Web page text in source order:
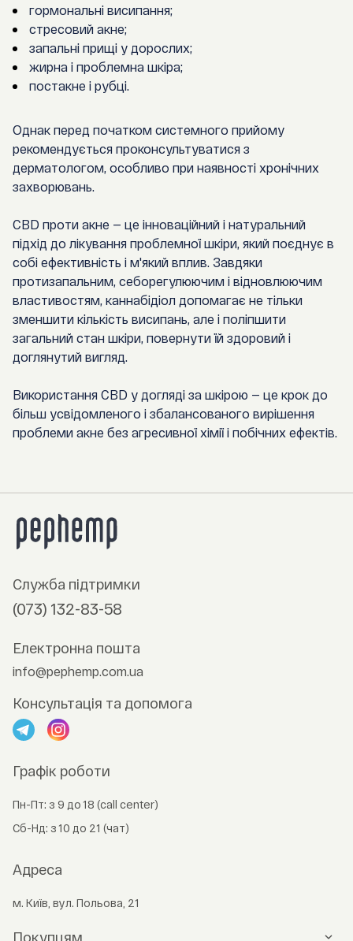
гормональні висипання;
стресовий акне;
запальні прищі у дорослих;
жирна і проблемна шкіра;
постакне і рубці.
Однак перед початком системного прийому
рекомендується проконсультуватися з
дерматологом, особливо при наявності хронічних
захворювань.
CBD проти акне — це інноваційний і натуральний
підхід до лікування проблемної шкіри, який поєднує в
собі ефективність і м'який вплив. Завдяки
протизапальним, себорегулюючим і відновлюючим
властивостям, каннабідіол допомагає не тільки
зменшити кількість висипань, але і поліпшити
загальний стан шкіри, повернути їй здоровий і
доглянутий вигляд.
Використання CBD у догляді за шкірою — це крок до
більш усвідомленого і збалансованого вирішення
проблеми акне без агресивної хімії і побічних ефектів.
Служба підтримки
(073) 132-83-58
Електронна пошта
info@pephemp.com.ua
Консультація та допомога
Графік роботи
Пн-Пт: з 9 до 18 (call center)
Сб-Нд: з 10 до 21 (чат)
Адреса
м. Київ, вул. Польова, 21
Покупцям